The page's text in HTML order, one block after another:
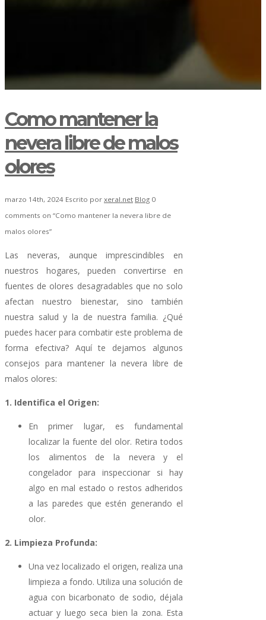
Como mantener la
nevera libre de malos
olores
marzo 14th, 2024 Escrito por xeral.net Blog 0
comments on “Como mantener la nevera libre de
malos olores”
Las neveras, aunque imprescindibles en
nuestros hogares, pueden convertirse en
fuentes de olores desagradables que no solo
afectan nuestro bienestar, sino también
nuestra salud y la de nuestra familia. ¿Qué
puedes hacer para combatir este problema de
forma efectiva? Aquí te dejamos algunos
consejos para mantener la nevera libre de
malos olores:
1. Identifica el Origen:
En primer lugar, es fundamental
localizar la fuente del olor. Retira todos
los alimentos de la nevera y el
congelador para inspeccionar si hay
algo en mal estado o restos adheridos
a las paredes que estén generando el
olor.
2. Limpieza Profunda:
Una vez localizado el origen, realiza una
limpieza a fondo. Utiliza una solución de
agua con bicarbonato de sodio, déjala
actuar y luego seca bien la zona. Esta